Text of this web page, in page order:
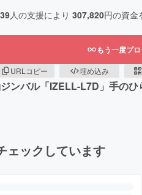
39人の支援により 307,820円の資金
もう一度プ
URLコピー 埋め込み
ンバル「IZELL-L7D」手の
ェックしています